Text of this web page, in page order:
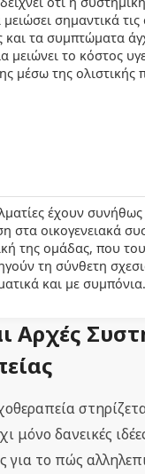
σημαντικά τις
και τα συμπτώματα
μειώνει το κόστος
μέσω της ολιστικής
έχουν συνήθως
στα οικογενειακά
της ομάδας, που
τη σύνθετη
και με συμπόνια.
Αρχές
μόνο δανεικές
για το πώς